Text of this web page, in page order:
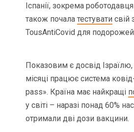
Іспанії, зокрема
також почалатестувати свій
TousAntiCovid для
Показовим є досвід
місяці працює система
pass». Країна має найкращі
у світі – наразі понад 60%
отримали дві дози вакцини.